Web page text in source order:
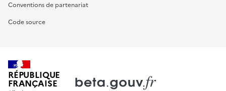
Conventions de partenariat
Code source
RÉPUBLIQUE
FRANÇAISE